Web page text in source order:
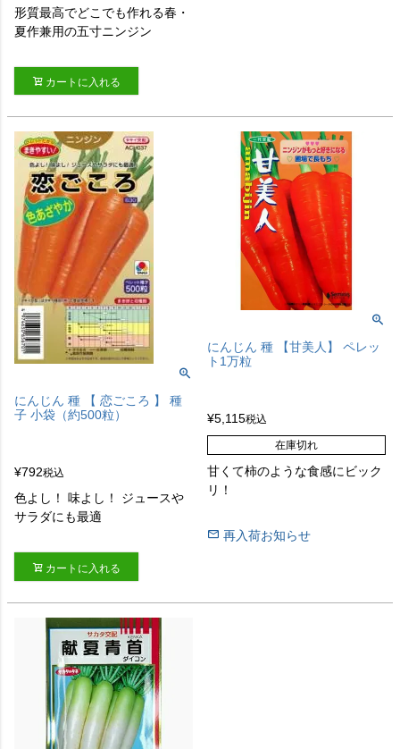
形質最高でどこでも作れる春・
夏作兼用の五寸ニンジン
カートに入れる
にんじん 種 【 恋ごころ 】 種
子 小袋（約500粒）
¥792税込
色よし！ 味よし！ ジュースや
サラダにも最適
カートに入れる
にんじん 種 【甘美人】 ペレッ
ト1万粒
¥5,115税込
在庫切れ
甘くて柿のような食感にビック
リ！
再入荷お知らせ